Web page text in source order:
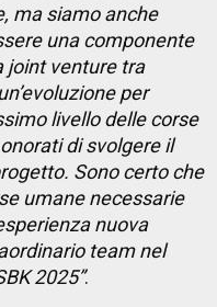
ma siamo anche
una componente
joint venture tra
per
livello delle corse
di svolgere il
Sono certo che
umane necessarie
nuova
team nel
2025”.